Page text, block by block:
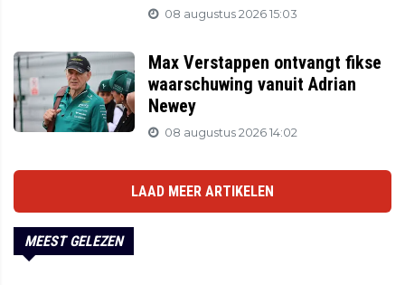
08 augustus 2026 15:03
Max Verstappen ontvangt fikse
waarschuwing vanuit Adrian
Newey
08 augustus 2026 14:02
LAAD MEER ARTIKELEN
MEEST GELEZEN